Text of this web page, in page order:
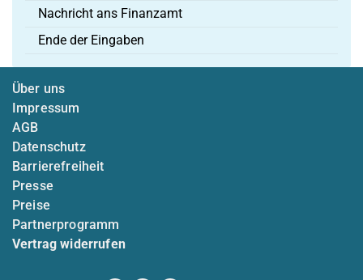
Nachricht ans Finanzamt
Ende der Eingaben
Über uns
Impressum
AGB
Datenschutz
Barrierefreiheit
Presse
Preise
Partnerprogramm
Vertrag widerrufen